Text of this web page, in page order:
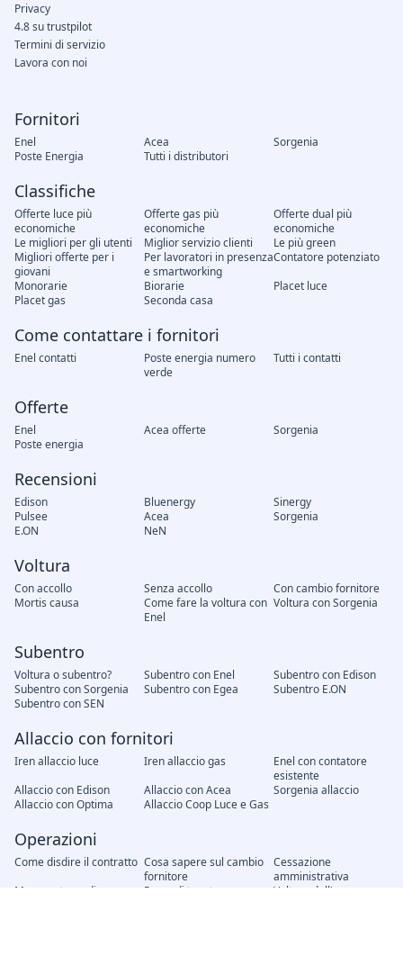
Fornitori
Enel Acea
Sorgenia
Poste Energia
Tutti i distributori
Classifiche
Offerte luce più
economiche
Offerte gas più
economiche
Offerte dual più
economiche
Le migliori per gli utenti
Miglior servizio clienti
Le più green
Migliori offerte per i
giovani
Per lavoratori in presenza
e smartworking
Contatore potenziato
Monorarie
Biorarie
Placet luce
Placet gas
Seconda casa
Come contattare i fornitori
Enel contatti
Poste energia numero
verde
Tutti i contatti
Offerte
Enel Acea offerte
Sorgenia
Poste energia
Recensioni
Edison Bluenergy
Sinergy
Pulsee
Acea
Sorgenia
E.ON
NeN
Voltura
Con accollo Senza accollo
Con cambio fornitore
Mortis causa
Come fare la voltura con
Enel
Voltura con Sorgenia
Subentro
Voltura o subentro? Subentro con Enel
Subentro con Edison
Subentro con Sorgenia
Subentro con Egea
Subentro E.ON
Subentro con SEN
Allaccio con fornitori
Iren allaccio luce Iren allaccio gas
Enel con contatore
esistente
Allaccio con Edison
Allaccio con Acea
Sorgenia allaccio
Allaccio con Optima
Allaccio Coop Luce e Gas
Operazioni
Come disdire il contratto Cosa sapere sul cambio
fornitore
Cessazione
amministrativa
Messa a terra di un
Prova di tenuta
Voltura dell'acqua
Privacy
4.8 su trustpilot
Termini di servizio
Lavora con noi